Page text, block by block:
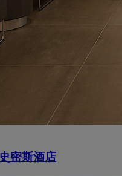
密斯酒店